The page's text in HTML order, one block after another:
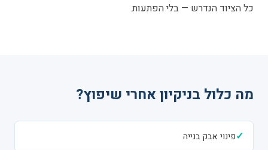
כל הציוד הנדרש — בלי הפתעות.
מה כלול בניקיון אחרי שיפוץ?
✓פינוי אבק בנייה